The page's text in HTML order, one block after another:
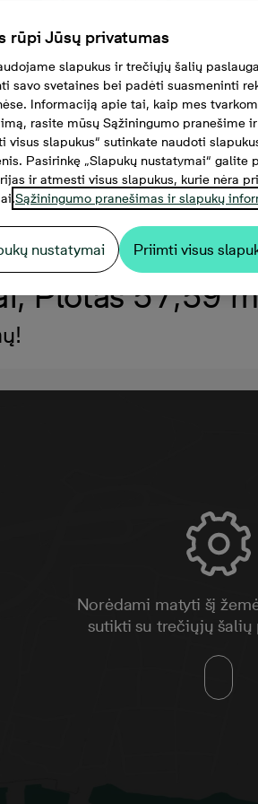
Plotas 57,59
Norėdami matyti šį
sutikti su trečiųjų šalių
rūpi Jūsų privatumas
slapukus ir trečiųjų šalių
savo svetaines bei padėti suasmeninti
Informaciją apie tai, kaip mes
rasite mūsų Sąžiningumo pranešime
visus slapukus“ sutinkate naudoti
Pasirinkę „Slapukų nustatymai“ galite
ir atmesti visus slapukus, kurie nėra
Sąžiningumo pranešimas ir slapukų
nustatymai Priimti visus